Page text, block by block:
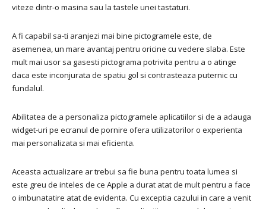
viteze dintr-o masina sau la tastele unei tastaturi.
A fi capabil sa-ti aranjezi mai bine pictogramele este, de
asemenea, un mare avantaj pentru oricine cu vedere slaba. Este
mult mai usor sa gasesti pictograma potrivita pentru a o atinge
daca este inconjurata de spatiu gol si contrasteaza puternic cu
fundalul.
Abilitatea de a personaliza pictogramele aplicatiilor si de a adauga
widget-uri pe ecranul de pornire ofera utilizatorilor o experienta
mai personalizata si mai eficienta.
Aceasta actualizare ar trebui sa fie buna pentru toata lumea si
este greu de inteles de ce Apple a durat atat de mult pentru a face
o imbunatatire atat de evidenta. Cu exceptia cazului in care a venit